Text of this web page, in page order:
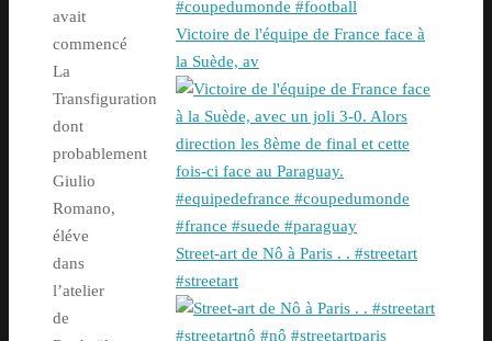
avait
commencé
La
Transfiguration
dont
probablement
Giulio
Romano,
éléve
dans
l’atelier
de
Victoire de l'équipe de France face à
la Suède, av
Street-art de Nô à Paris . . #streetart
#streetart